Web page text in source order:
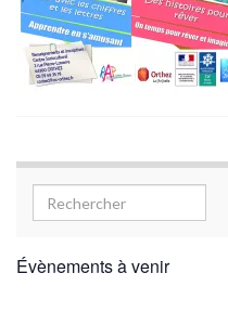
Évènements à venir